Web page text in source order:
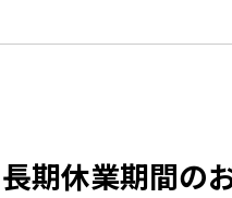
期休業期間の